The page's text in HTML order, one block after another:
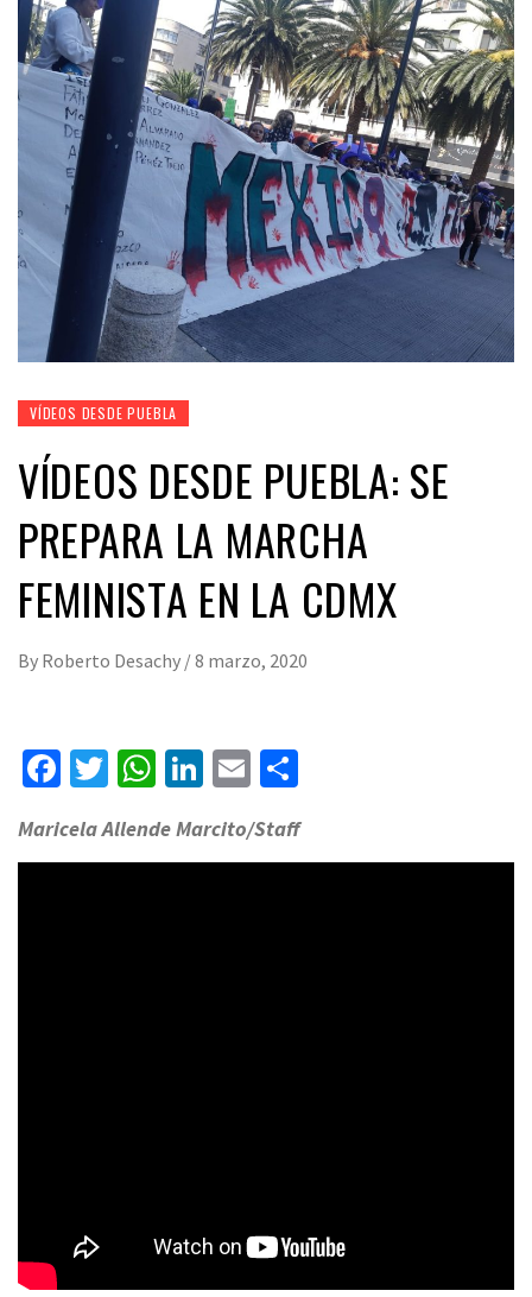
VÍDEOS DESDE PUEBLA
VÍDEOS DESDE PUEBLA: SE
PREPARA LA MARCHA
FEMINISTA EN LA CDMX
By Roberto Desachy /8 marzo, 2020
Facebook
Twitter
WhatsApp
LinkedIn
Email
Maricela Allende Marcito/Staff